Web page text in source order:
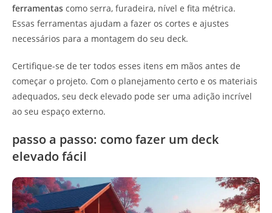
ferramentas como serra, furadeira, nível e fita métrica.
Essas ferramentas ajudam a fazer os cortes e ajustes
necessários para a montagem do seu deck.
Certifique-se de ter todos esses itens em mãos antes de
começar o projeto. Com o planejamento certo e os materiais
adequados, seu deck elevado pode ser uma adição incrível
ao seu espaço externo.
passo a passo: como fazer um deck
elevado fácil